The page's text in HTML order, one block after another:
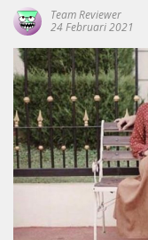
Team Reviewer
24 Februari 2021